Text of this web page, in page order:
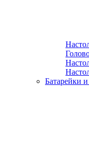
Батарейки